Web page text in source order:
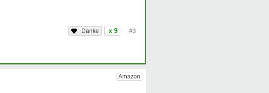
x 9 #3